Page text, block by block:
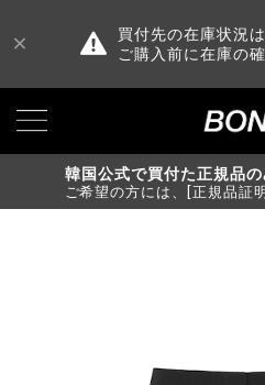
買付先の在庫状況
ご購入前に在庫の
韓国公式で買付た正規品の
ご希望の方には、[正規品証